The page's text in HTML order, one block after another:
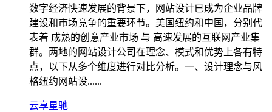
数字经济快速发展的背景下，网站设计已成为企业品牌
建设和市场竞争的重要环节。美国纽约和中国，分别代
表着 成熟的创意产业市场 与 高速发展的互联网产业集
群。两地的网站设计公司在理念、模式和优势上各有特
点，以下从多个维度进行对比分析。一、设计理念与风
格纽约网站设......
云享星驰